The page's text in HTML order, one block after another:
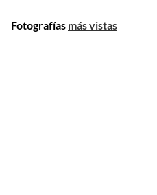
Fotografías más vistas